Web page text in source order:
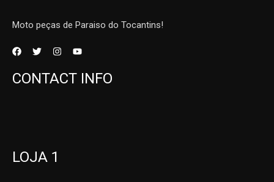
Moto peças de Paraiso do Tocantins!
CONTACT INFO
LOJA 1